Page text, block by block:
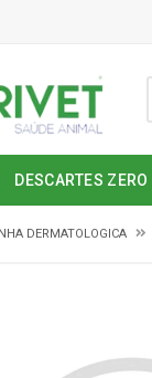
DESCARTES ZERO
DERMATOLOGICA